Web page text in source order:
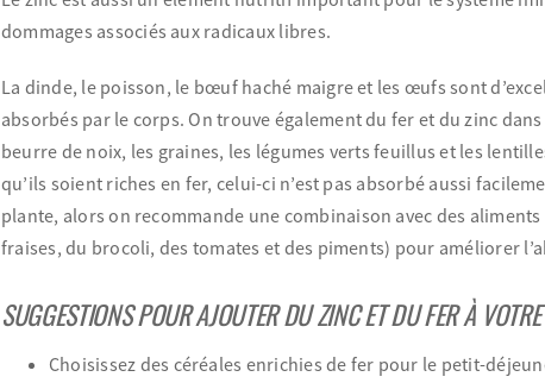
dommages associés aux radicaux libres.
La dinde, le poisson, le bœuf haché maigre et les œufs sont
absorbés par le corps. On trouve également du fer et du zinc
beurre de noix, les graines, les légumes verts feuillus et les
qu’ils soient riches en fer, celui-ci n’est pas absorbé aussi
plante, alors on recommande une combinaison avec des
fraises, du brocoli, des tomates et des piments) pour améliorer
SUGGESTIONS POUR AJOUTER DU ZINC ET DU FER À
Choisissez des céréales enrichies de fer pour le petit-